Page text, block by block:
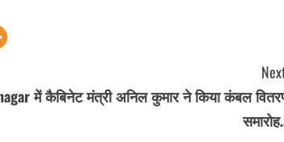
में कैबिनेट मंत्री अनिल कुमार ने किया कंबल